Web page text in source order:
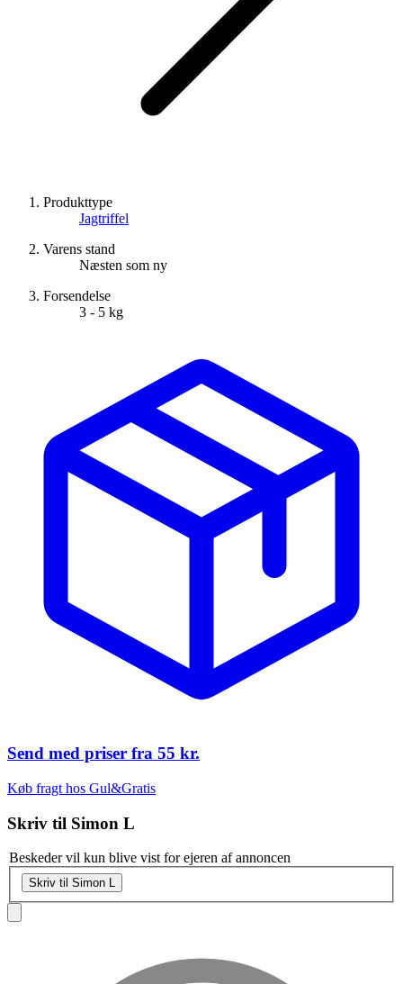
Produkttype
Jagtriffel
Varens stand
Næsten som ny
Forsendelse
3 - 5 kg
Send med priser fra 55 kr.
Køb fragt hos Gul&Gratis
Skriv til Simon L
Beskeder vil kun blive vist for ejeren af annoncen
Skriv til Simon L